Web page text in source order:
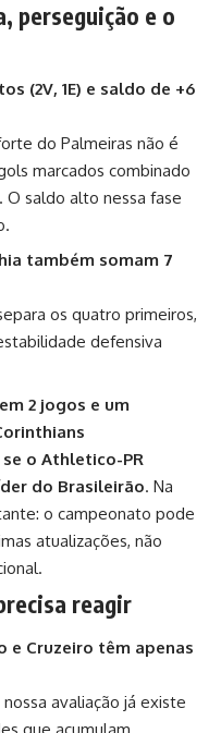
perseguição e o
(2V, 1E) e saldo de +6
do Palmeiras não é
marcados combinado
saldo alto nessa fase
também somam 7
os quatro primeiros,
defensiva
2 jogos e um
se o Athletico-PR
do Brasileirão. Na
o campeonato pode
atualizações, não
reagir
e Cruzeiro têm apenas
avaliação já existe